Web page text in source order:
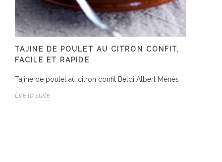
TAJINE DE POULET AU CITRON CONFIT,
FACILE ET RAPIDE
Tajine de poulet au citron confit Beldi Albert Ménès
Lire la suite